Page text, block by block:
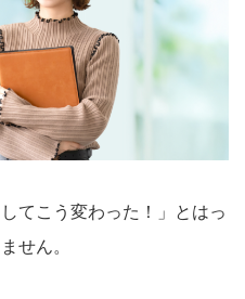
てこう変わった！」とはっ
せん。